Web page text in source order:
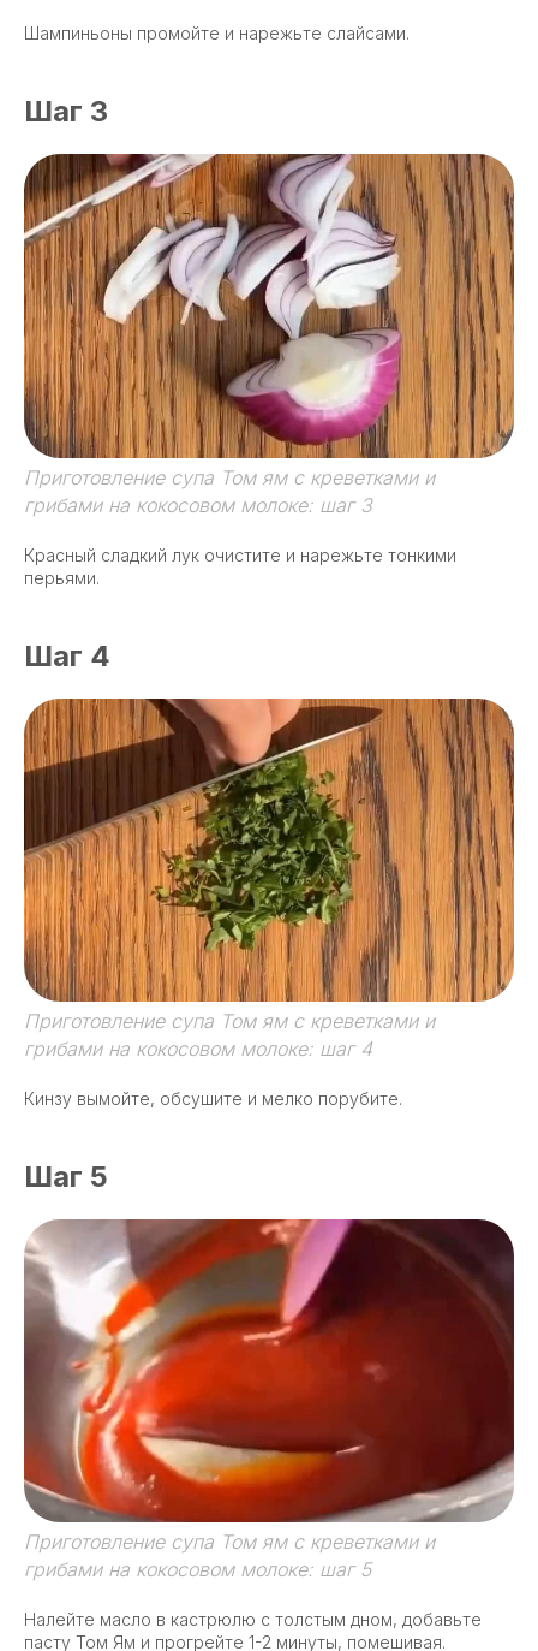
Шампиньоны промойте и нарежьте слайсами.
Шаг 3
Приготовление супа Том ям с креветками и
грибами на кокосовом молоке: шаг 3
Красный сладкий лук очистите и нарежьте тонкими
перьями.
Шаг 4
Приготовление супа Том ям с креветками и
грибами на кокосовом молоке: шаг 4
Кинзу вымойте, обсушите и мелко порубите.
Шаг 5
Приготовление супа Том ям с креветками и
грибами на кокосовом молоке: шаг 5
Налейте масло в кастрюлю с толстым дном, добавьте
пасту Том Ям и прогрейте 1-2 минуты, помешивая.